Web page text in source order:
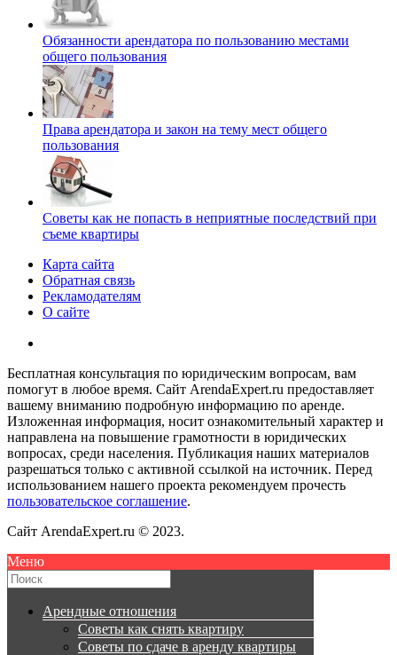
Обязанности арендатора по пользованию местами
общего пользования
Права арендатора и закон на тему мест общего
пользования
Советы как не попасть в неприятные последствий при
съеме квартиры
Карта сайта
Обратная связь
Рекламодателям
О сайте
Бесплатная консультация по юридическим вопросам, вам
помогут в любое время. Сайт ArendaExpert.ru предоставляет
вашему вниманию подробную информацию по аренде.
Изложенная информация, носит ознакомительный характер и
направлена на повышение грамотности в юридических
вопросах, среди населения. Публикация наших материалов
разрешаться только с активной ссылкой на источник. Перед
использованием нашего проекта рекомендуем прочесть
пользовательское соглашение.
Сайт ArendaExpert.ru © 2023.
Меню
Арендные отношения
Советы как снять квартиру
Советы по сдаче в аренду квартиры